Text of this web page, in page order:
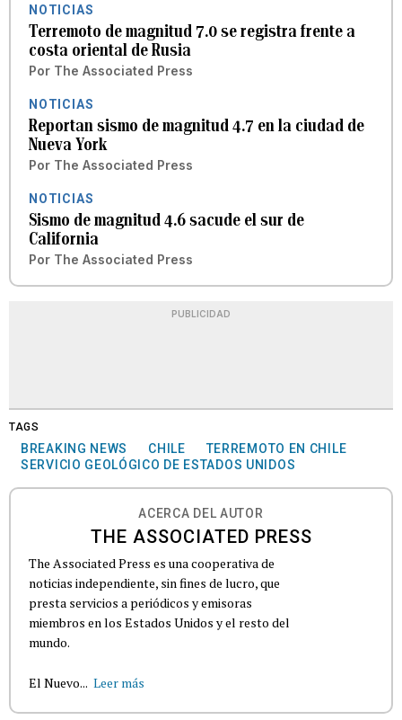
NOTICIAS
Terremoto de magnitud 7.0 se registra frente a
costa oriental de Rusia
Por The Associated Press
NOTICIAS
Reportan sismo de magnitud 4.7 en la ciudad de
Nueva York
Por The Associated Press
NOTICIAS
Sismo de magnitud 4.6 sacude el sur de
California
Por The Associated Press
PUBLICIDAD
TAGS
BREAKING NEWS CHILE
TERREMOTO EN CHILE
SERVICIO GEOLÓGICO DE ESTADOS UNIDOS
ACERCA DEL AUTOR
THE ASSOCIATED PRESS
The Associated Press es una cooperativa de
noticias independiente, sin fines de lucro, que
presta servicios a periódicos y emisoras
miembros en los Estados Unidos y el resto del
mundo.
El Nuevo... Leer más